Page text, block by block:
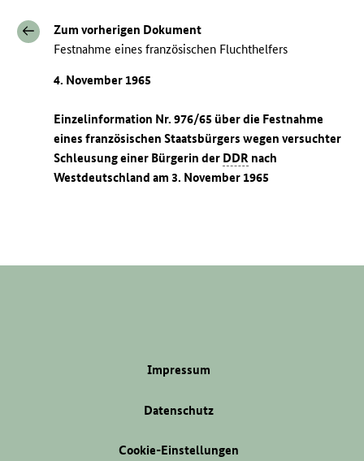
Zum vorherigen Dokument
Festnahme eines französischen Fluchthelfers
4. November 1965
Einzelinformation Nr. 976/65 über die Festnahme
eines französischen Staatsbürgers wegen versuchter
Schleusung einer Bürgerin der DDR nach
Westdeutschland am 3. November 1965
Impressum
Datenschutz
Cookie-Einstellungen